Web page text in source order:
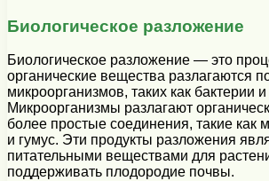
Биологическое разложение
Биологическое разложение — это
органические вещества разлагаются
микроорганизмов, таких как бактерии
Микроорганизмы разлагают
более простые соединения, такие как
и гумус. Эти продукты разложения
питательными веществами для
поддерживать плодородие почвы.